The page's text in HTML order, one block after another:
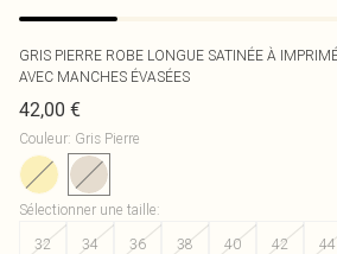
GRIS PIERRE ROBE LONGUE SATINÉE À
AVEC MANCHES ÉVASÉES
42,00 €
Couleur: Gris Pierre
Sélectionner une taille:
32
34 36 38 40 42 44